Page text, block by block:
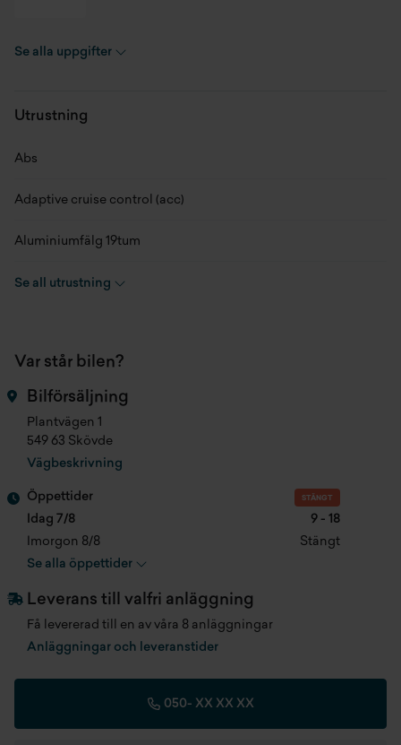
Modellår
Längd
Bredd
Höjd
Max dragvikt
Max släpvagnsvikt B-körkort
Se alla uppgifter
Utrustning
Abs
Adaptive cruise control (acc)
Aluminiumfälg 19tum
Android auto
Multifunktionsratt
(utvändig backspegel) automatisk infällning
(utvändig backspegel) elmanövrerad inställning
360 kamera
60:40 fällbara säten bak
Backstartassistans
Bakrutetorkare
Blind spot detection system (bsd)
Se all utrustning
Var står bilen?
Bilförsäljning
Plantvägen 1
549 63 Skövde
Vägbeskrivning
Öppettider STÄNGT
Idag 7/8
9 - 18
Imorgon 8/8
Stängt
Se alla öppettider
Leverans till valfri anläggning
Få levererad till en av våra 8 anläggningar
Anläggningar och leveranstider
050- XX XX XX